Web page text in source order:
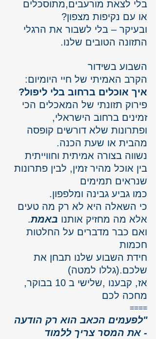
בלי לצאת מורעבים,מתוסכלים
או עם נקיפות מצפון?
ובעיקר – בלי לשבור את הרגלי
התזונה הטובים שלנו.
השבוע בשידור
הקרב האמיתי של חיי היומיום:
איך אוכלים ברחוב בלי ליפול?
פירוק תזונתי של המאכלים הכי
זמינים ברחוב הישראלי,
ופתרונות שלא דורשים קופסה
מהבית או שעת הכנה.
נשווה בצורה אמיתית וחווייתית
בין אוכל מהיר זמין, לבין פתרונות
שנראים תמימים
כמו גביע גבינה ומלפפון.
כי השאלה היא לא רק מה טעים
אלא מה מחזיק אותנו באמת.
ואם כבר מדברים על החלטות
חכמות
חידת השבוע שלנו תבחן את
שלכם.(גללו למטה)
אז, קבענו ,שלישי ב 10 בבוקר,
מחכה לכם
====
"לפעמים הכאב הוא רק הודעה
- את המסר צריך ללמוד